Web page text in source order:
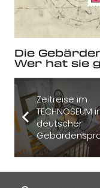
Die
Wer hat sie
Zeitreise im
TECHNOSEUM
deutscher